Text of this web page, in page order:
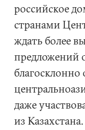
российское
странами
ждать более
предложений
благосклонно
даже
из